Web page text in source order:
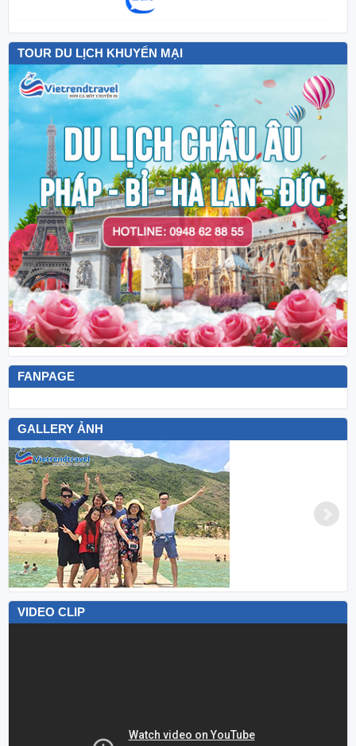
TOUR DU LỊCH KHUYẾN MẠI
FANPAGE
GALLERY ẢNH
VIDEO CLIP